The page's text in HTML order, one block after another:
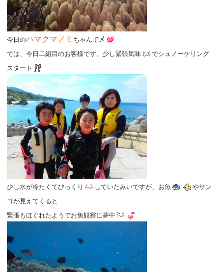
今日のハマクマノミ ちゃんで〆
では、今日二組目のお客様です。少し緊張気味
でシュノーケリング
スタート
少し水が冷たくてびっくり していたみいですが、お魚
やサン
ゴが見えてくると
緊張もほぐれたようでお魚観察に夢中